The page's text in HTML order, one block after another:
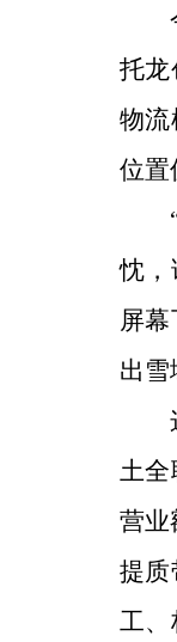
托龙
物流
位置
忱，
屏
出雪
土
营业
提质
工、